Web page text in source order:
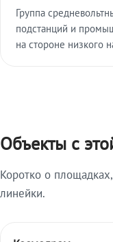
Группа
подстанций и
на стороне низкого
Объекты с
Коротко о
линейки.